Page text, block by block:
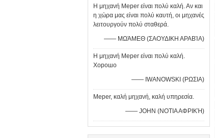
Η μηχανή Meper είναι πολύ καλή. Αν και
η χώρα μας είναι πολύ καυτή, οι μηχανές
λειτουργούν πολύ σταθερά.
—— ΜΩΆΜΕΘ (ΣΑΟΥΔΙΚΗ ΑΡΑΒΊΑ)
Η μηχανή Meper είναι πολύ καλή.
Хорошо
—— IWANOWSKI (ΡΩΣΙΑ)
Meper, καλή μηχανή, καλή υπηρεσία.
—— JOHN (ΝΟΤΙΑ ΑΦΡΙΚΉ)